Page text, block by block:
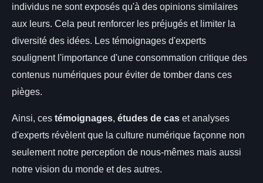
individus ne sont exposés qu'à des opinions similaires
aux leurs. Cela peut renforcer les préjugés et limiter la
diversité des idées. Les témoignages d'experts
soulignent l'importance d'une consommation critique des
contenus numériques pour éviter de tomber dans ces
pièges.
Ainsi, ces témoignages, études de cas et analyses
d'experts révèlent que la culture numérique façonne non
seulement notre perception de nous-mêmes mais aussi
notre vision du monde et des autres.